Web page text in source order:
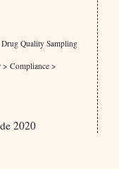
Quality Sampling
Compliance >
2020